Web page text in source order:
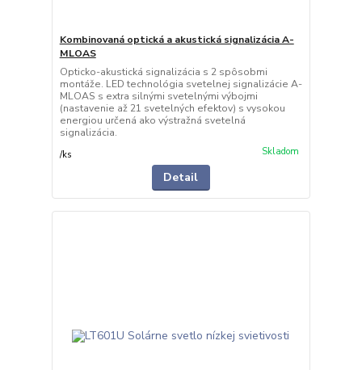
Kombinovaná optická a akustická signalizácia A-
MLOAS
Opticko-akustická signalizácia s 2 spôsobmi
montáže. LED technológia svetelnej signalizácie A-
MLOAS s extra silnými svetelnými výbojmi
(nastavenie až 21 svetelných efektov) s vysokou
energiou určená ako výstražná svetelná
signalizácia.
/ks Skladom
Detail